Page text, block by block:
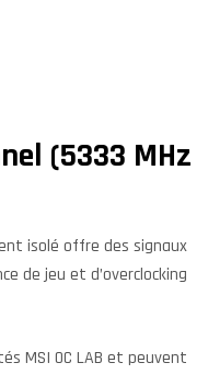
(5333 MHz
isolé offre des signaux
de jeu et d’overclocking
MSI OC LAB et peuvent